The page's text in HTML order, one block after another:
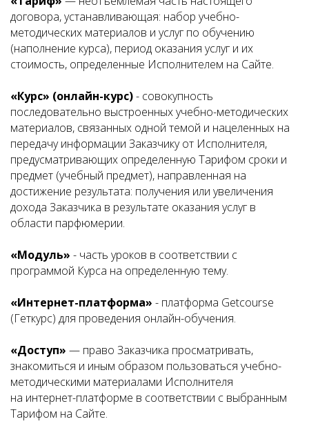
договора, устанавливающая: набор учебно-
методических материалов и услуг по обучению
(наполнение курса), период оказания услуг и их
стоимость, определенные Исполнителем на Сайте.
«Курс» (онлайн-курс)- совокупность
последовательно выстроенных учебно-методических
материалов, связанных одной темой и нацеленных на
передачу информации Заказчику от Исполнителя,
предусматривающих определенную Тарифом сроки и
предмет (учебный предмет), направленная на
достижение результата: получения или увеличения
дохода Заказчика в результате оказания услуг в
области парфюмерии.
«Модуль» - часть уроков в соответствии с
программой Курса на определенную тему.
«Интернет-платформа» - платформа Getcourse
(Геткурс) для проведения онлайн-обучения.
«Доступ» — право Заказчика просматривать,
знакомиться и иным образом пользоваться учебно-
методическими материалами Исполнителя
на интернет-платформе в соответствии с выбранным
Тарифом на Сайте.